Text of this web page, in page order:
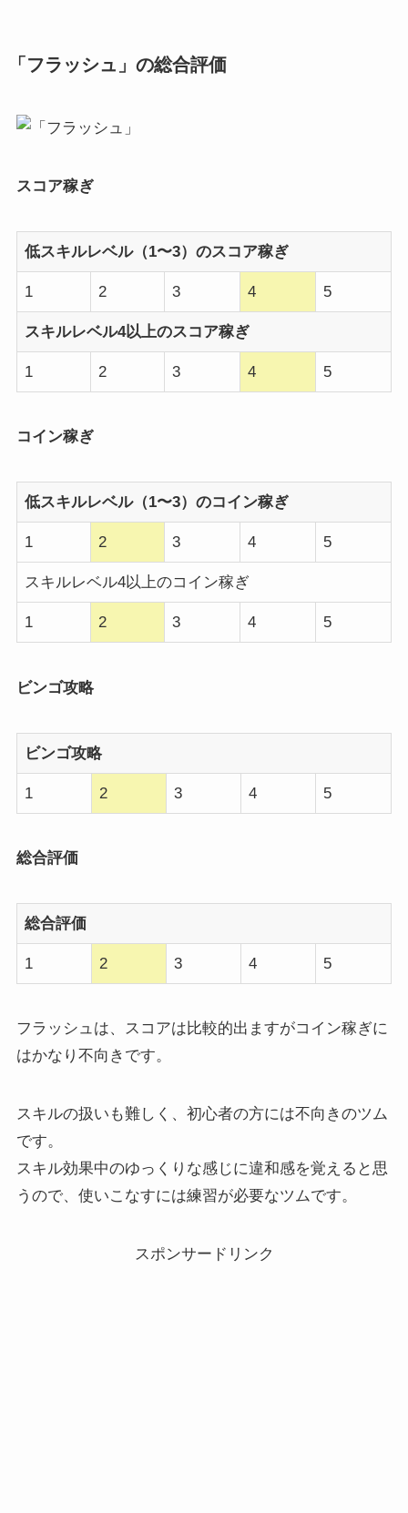
「フラッシュ」の総合評価
スコア稼ぎ
低スキルレベル（1〜3）のスコア稼ぎ
1 2 3 4 5
スキルレベル4以上のスコア稼ぎ
1 2 3 4 5
コイン稼ぎ
低スキルレベル（1〜3）のコイン稼ぎ
1 2 3 4 5
スキルレベル4以上のコイン稼ぎ
1 2 3 4 5
ビンゴ攻略
ビンゴ攻略
1 2 3 4 5
総合評価
総合評価
1 2 3 4 5
フラッシュは、スコアは比較的出ますがコイン稼ぎに
はかなり不向きです。
スキルの扱いも難しく、初心者の方には不向きのツム
です。
スキル効果中のゆっくりな感じに違和感を覚えると思
うので、使いこなすには練習が必要なツムです。
スポンサードリンク